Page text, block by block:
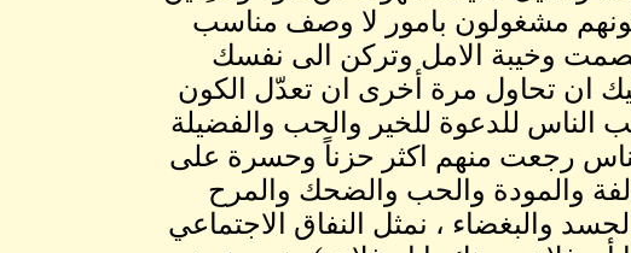
مشغولون بامور لا وصف مناسب
وخيبة الامل وتركن الى نفسك
ان تحاول مرة أخرى ان تعدّل الكون
الناس للدعوة للخير والحب والفضيلة
رجعت منهم اكثر حزناً وحسرة على
والمودة والحب والضحك والمرح
والبغضاء ، نمثل النفاق الاجتماعي